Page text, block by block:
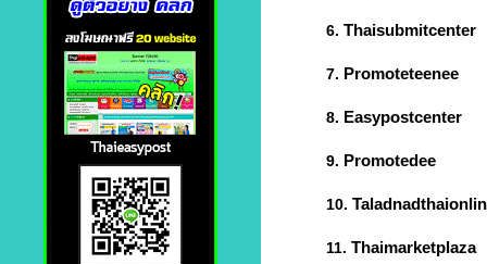
6. Thaisubmitcenter
7. Promoteteenee
8. Easypostcenter
9. Promotedee
10.
11. Thaimarketplaza